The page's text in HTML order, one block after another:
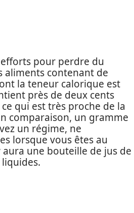
pour perdre du
aliments contenant de
la teneur calorique est
près de deux cents
qui est très proche de la
comparaison, un gramme
un régime, ne
lorsque vous êtes au
aura une bouteille de jus de